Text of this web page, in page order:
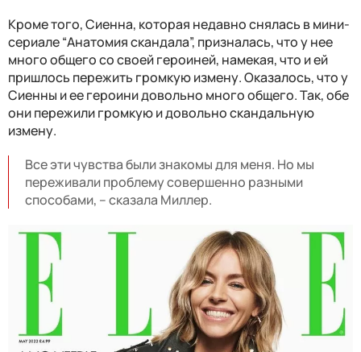
Кроме того, Сиенна, которая недавно снялась в мини-
сериале “Анатомия скандала”, призналась, что у нее
много общего со своей героиней, намекая, что и ей
пришлось пережить громкую измену. Оказалось, что у
Сиенны и ее героини довольно много общего. Так, обе
они пережили громкую и довольно скандальную
измену.
Все эти чувства были знакомы для меня. Но мы
переживали проблему совершенно разными
способами, – сказала Миллер.